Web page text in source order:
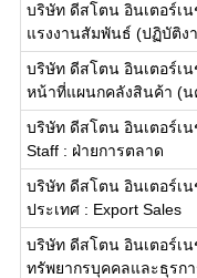
บริษัท ดีสโตน อินเตอร์เ
แรงงานสัมพันธ์ (ปฏิบัติง
บริษัท ดีสโตน อินเตอร์เ
หน้าที่แผนกคลังสินค้า (น
บริษัท ดีสโตน อินเตอร์เ
Staff : ฝ่ายการตลาด
บริษัท ดีสโตน อินเตอร์เ
ประเทศ : Export Sales
บริษัท ดีสโตน อินเตอร์เ
ทรัพยากรบุคคลและธุรกา